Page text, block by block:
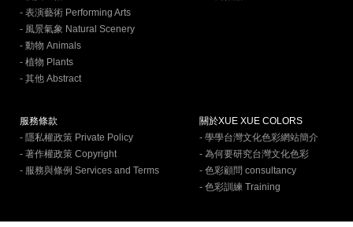
- 表演藝術 Performing Arts
- 風景氣象 Natural Scenery
- 動物 Animals
- 植物 Plants
- 其他 Abstract
服務條款
- 隱私權政策 Private Policy
- 著作權政策 Copyright
- 服務與條例 Services and Terms
關於XUE XUE COLORS
- 學學台灣文化色彩網站簡介
- 為何要研究台灣文化色彩
- 色彩顧問 consultancy
- 色彩訓練 Training